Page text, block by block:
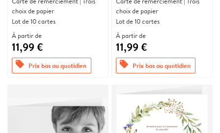
choix de papier
Lot de 10 cartes
À partir de
11,99 €
offers Prix bas au quotidien
choix de papier
Lot de 10 cartes
À partir de
11,99 €
offers Prix bas au quotidien